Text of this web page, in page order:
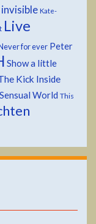
Kate-
Live
for ever Peter
Show a little
Kick Inside
World This